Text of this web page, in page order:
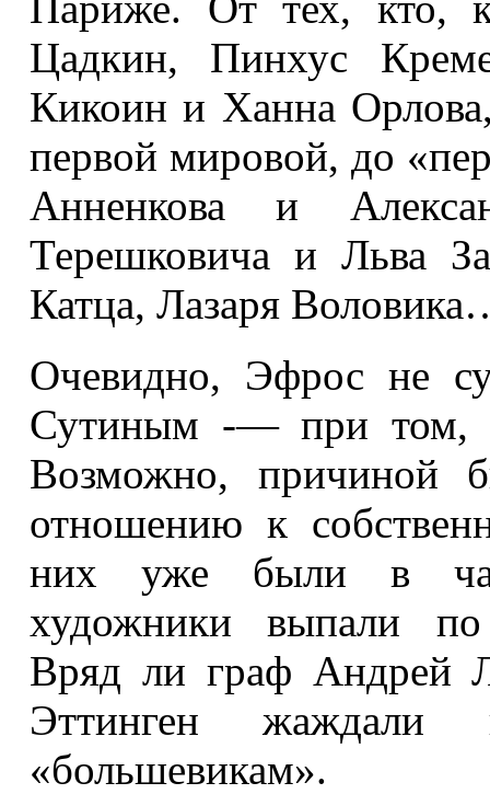
Цадкин, Пинхус
Кикоин и Ханна
первой мировой, до
Анненкова и
Терешковича и Льва
Катца, Лазаря
Очевидно, Эфрос не
Сутиным -— при том,
Возможно, причиной
отношению к
них уже были в
художники выпали по
Вряд ли граф Андрей
Эттинген жаждали
«большевикам».